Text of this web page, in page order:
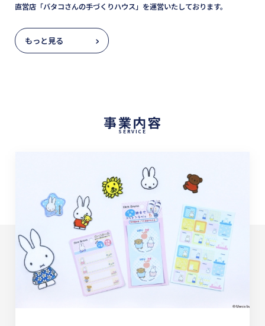
直営店「バタコさんの手づくりハウス」を運営いたしております。
もっと見る
SERVICE